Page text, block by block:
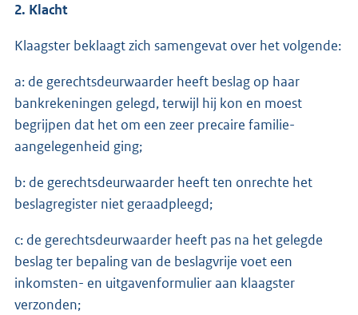
2. Klacht
Klaagster beklaagt zich samengevat over het volgende:
a: de gerechtsdeurwaarder heeft beslag op haar
bankrekeningen gelegd, terwijl hij kon en moest
begrijpen dat het om een zeer precaire familie-
aangelegenheid ging;
b: de gerechtsdeurwaarder heeft ten onrechte het
beslagregister niet geraadpleegd;
c: de gerechtsdeurwaarder heeft pas na het gelegde
beslag ter bepaling van de beslagvrije voet een
inkomsten- en uitgavenformulier aan klaagster
verzonden;